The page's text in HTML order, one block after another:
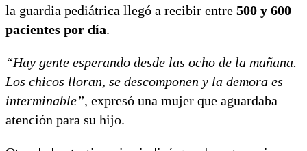
la guardia pediátrica llegó a recibir entre 500 y 600
pacientes por día.
“Hay gente esperando desde las ocho de la mañana.
Los chicos lloran, se descomponen y la demora es
interminable”, expresó una mujer que aguardaba
atención para su hijo.